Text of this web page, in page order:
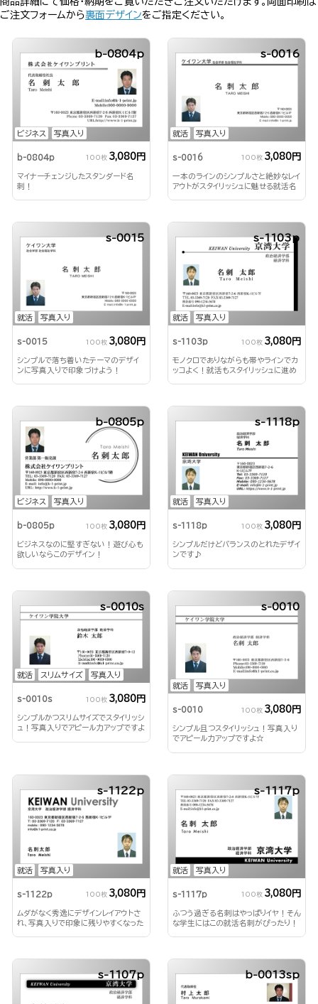
ご注文フォームから裏面デザインをご指定ください。
ビジネス 写真入り
b-0804p
b-0804p 100枚 3,080円
マイナーチェンジしたスタンダード名
刺！
就活 写真入り
s-0016
s-0016 100枚 3,080円
一本のラインのシンプルさと絶妙なレイ
アウトがスタイリッシュに魅せる就活名
就活 写真入り
s-0015
s-0015 100枚 3,080円
シンプルで落ち着いたテーマのデザイ
ンに写真入りで印象づけよう！
就活 写真入り
s-1103p
s-1103p 100枚 3,080円
モノクロでありながらも帯やラインでカ
ッコよく！就活もスタイリッシュに進め
ビジネス 写真入り
b-0805p
b-0805p 100枚 3,080円
ビジネスなのに堅すぎない！遊び心も
欲しいならこのデザイン！
就活 写真入り
s-1118p
s-1118p 100枚 3,080円
シンプルだけどバランスのとれたデザイ
ンです♪
就活 スリムサイズ 写真入り
s-0010s
s-0010s 100枚 3,080円
シンプルかつスリムサイズでスタイリッシ
ュ！写真入りでアピール力アップですよ
就活 写真入り
s-0010
s-0010 100枚 3,080円
シンプル且つスタイリッシュ！写真入り
でアピール力アップですよ☆
就活 写真入り
s-1122p
s-1122p 100枚 3,080円
ムダがなく秀逸にデザインレイアウトさ
れ、写真入りで印象に残りやすくなった
就活 写真入り
s-1117p
s-1117p 100枚 3,080円
ふつう過ぎる名刺はやっぱりイヤ！そん
な学生にはこの就活名刺がぴったり！
s-1107p b-0013sp